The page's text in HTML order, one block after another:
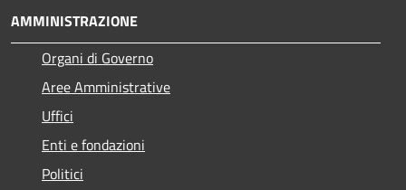
AMMINISTRAZIONE
Organi di Governo
Aree Amministrative
Uffici
Enti e fondazioni
Politici